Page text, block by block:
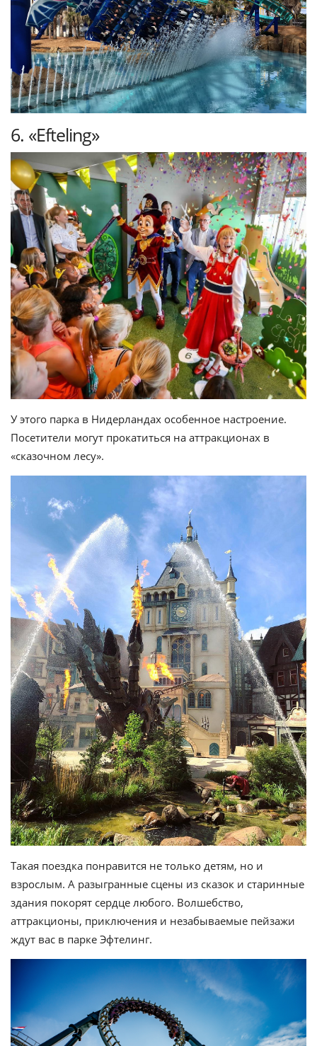
6. «Efteling»
У этого парка в Нидерландах особенное настроение.
Посетители могут прокатиться на аттракционах в
«сказочном лесу».
Такая поездка понравится не только детям, но и
взрослым. А разыгранные сцены из сказок и старинные
здания покорят сердце любого. Волшебство,
аттракционы, приключения и незабываемые пейзажи
ждут вас в парке Эфтелинг.